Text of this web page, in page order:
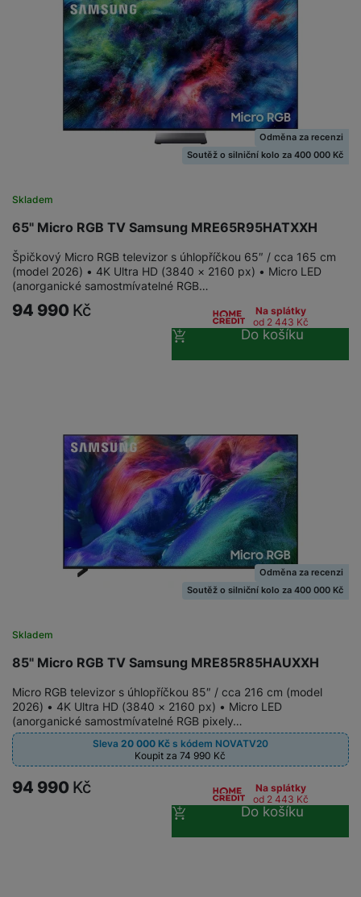
65" Micro RGB TV Samsung MRE65R95HATXXH
Skladem
Odměna za recenzi
Soutěž o silniční kolo za 400 000 Kč
Špičkový Micro RGB televizor s úhlopříčkou 65″ / cca 165 cm
(model 2026) • 4K Ultra HD (3840 × 2160 px) • Micro LED
(anorganické samostmívatelné RGB…
94 990 Kč
Na splátky
od 2 443 Kč
Do košíku
85" Micro RGB TV Samsung MRE85R85HAUXXH
Skladem
Odměna za recenzi
Soutěž o silniční kolo za 400 000 Kč
Micro RGB televizor s úhlopříčkou 85″ / cca 216 cm (model
2026) • 4K Ultra HD (3840 × 2160 px) • Micro LED
(anorganické samostmívatelné RGB pixely…
Sleva 20 000 Kčs kódem NOVATV20
Koupit za 74 990 Kč
94 990 Kč
Na splátky
od 2 443 Kč
Do košíku